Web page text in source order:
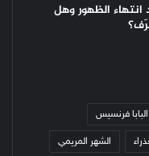
انتهاء الظهور وهل
البابا فرنسيس
الشهر المريمي